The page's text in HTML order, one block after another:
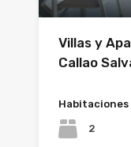
Villas y
Callao
Habitaciones
2